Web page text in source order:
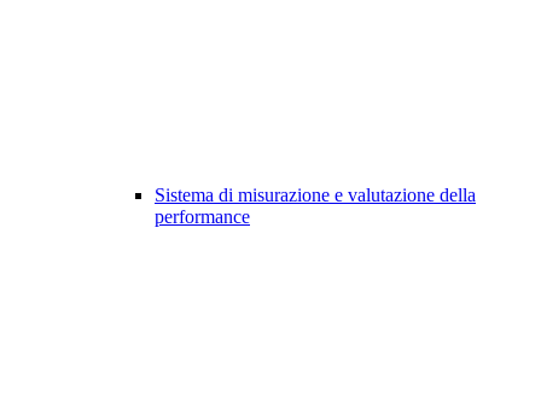
Sistema di misurazione e valutazione della
performance